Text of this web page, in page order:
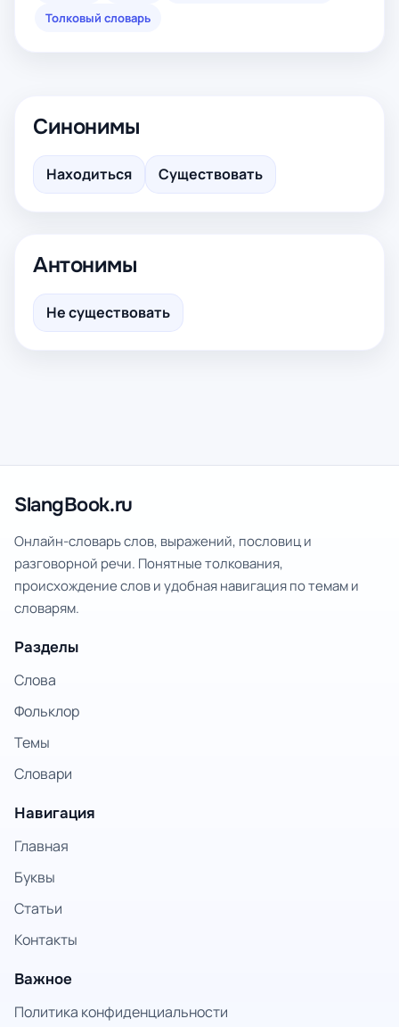
Толковый словарь
Синонимы
Находиться Существовать
Антонимы
Не существовать
SlangBook.ru
Онлайн-словарь слов, выражений, пословиц и
разговорной речи. Понятные толкования,
происхождение слов и удобная навигация по темам и
словарям.
Разделы
Слова
Фольклор
Темы
Словари
Навигация
Главная
Буквы
Статьи
Контакты
Важное
Политика конфиденциальности